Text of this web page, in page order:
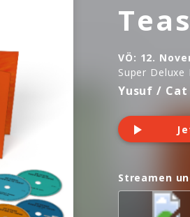
VÖ: 12.
Super Deluxe
Yusuf / Cat
Streamen